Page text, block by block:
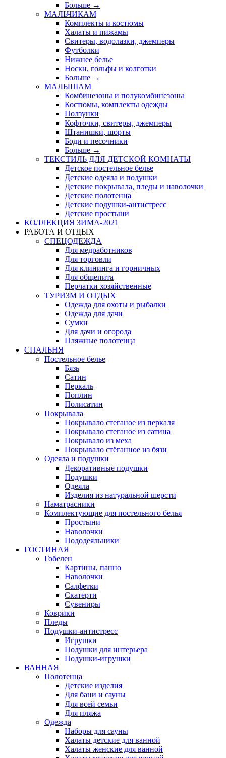
Больше →
МАЛЬЧИКАМ
Комплекты и костюмы
Халаты и пижамы
Свитеры, водолазки, джемперы
Футболки
Нижнее белье
Носки, гольфы и колготки
Больше →
МАЛЫШАМ
Комбинезоны и полукомбинезоны
Костюмы, комплекты одежды
Ползунки
Кофточки, свитеры, джемперы
Штанишки, шорты
Боди и песочники
Больше →
ТЕКСТИЛЬ ДЛЯ ДЕТСКОЙ КОМНАТЫ
Детское постельное белье
Детские одеяла и подушки
Детские покрывала, пледы и наволочки
Детские полотенца
Детские подушки-антистресс
Детские простыни
КОЛЛЕКЦИЯ ЗИМА-2021
РАБОТА И ОТДЫХ
СПЕЦОДЕЖДА
Для медработников
Для торговли
Для клининга и горничных
Для общепита
Перчатки хозяйственные
ТУРИЗМ И ОТДЫХ
Одежда для охоты и рыбалки
Одежда для дачи
Сумки
Для дачи и огорода
Пляжные полотенца
СПАЛЬНЯ
Постельное белье
Бязь
Сатин
Перкаль
Поплин
Полисатин
Покрывала
Покрывало стеганое из перкаля
Покрывало стеганое из сатина
Покрывало из меха
Покрывало стёганное из бязи
Одеяла и подушки
Декоративные подушки
Подушки
Одеяла
Изделия из натуральной шерсти
Наматраcники
Комплектующие для постельного белья
Простыни
Наволочки
Пододеяльники
ГОСТИНАЯ
Гобелен
Картины, панно
Наволочки
Салфетки
Скатерти
Сувениры
Коврики
Пледы
Подушки-антистресс
Игрушки
Подушки для интерьера
Подушки-игрушки
ВАННАЯ
Полотенца
Детские изделия
Для бани и сауны
Для всей семьи
Для пляжа
Одежда
Наборы для сауны
Халаты детские для ванной
Халаты женские для ванной